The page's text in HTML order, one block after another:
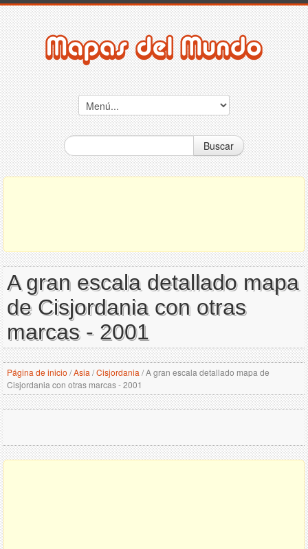
Buscar
A gran escala detallado mapa
de Cisjordania con otras
marcas - 2001
Página de inicio /Asia /Cisjordania /A gran escala detallado mapa de
Cisjordania con otras marcas - 2001